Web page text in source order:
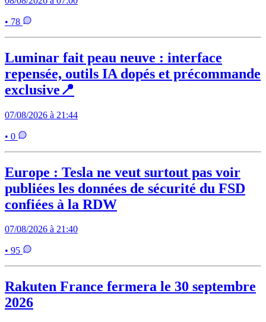
• 78
Luminar fait peau neuve : interface
repensée, outils IA dopés et précommande
exclusive📍
07/08/2026 à 21:44
• 0
Europe : Tesla ne veut surtout pas voir
publiées les données de sécurité du FSD
confiées à la RDW
07/08/2026 à 21:40
• 95
Rakuten France fermera le 30 septembre
2026